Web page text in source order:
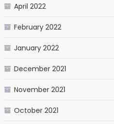
April 2022
February 2022
January 2022
December 2021
November 2021
October 2021